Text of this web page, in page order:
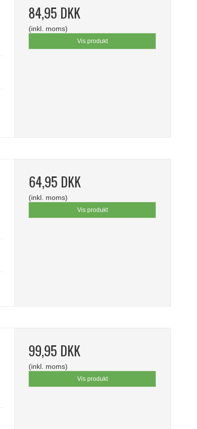
84,95 DKK
(inkl. moms)
Vis produkt
64,95 DKK
(inkl. moms)
Vis produkt
99,95 DKK
(inkl. moms)
Vis produkt